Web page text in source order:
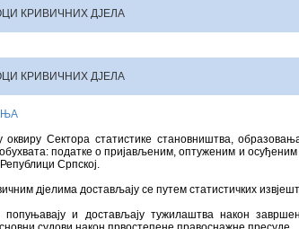
КРИВИЧНИХ ДЈЕЛА
КРИВИЧНИХ ДЈЕЛА
оквиру Сектора статистике становништва,
податке о пријављеним, оптуженим и
Српској.
дјелима достављају се путем статистичких
попуњавају и достављају тужилаштва након